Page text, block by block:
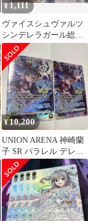
¥1,111
ヴァイスシュヴァルツ
シンデレラガール総選
挙2026 神崎蘭子 2枚
¥10,200
UNION ARENA 神崎蘭
子 SR パラレル デレマ
ス